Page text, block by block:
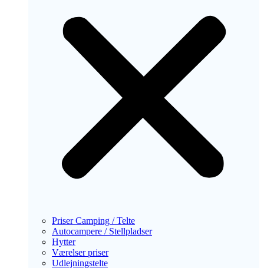
Priser Camping / Telte
Autocampere / Stellpladser
Hytter
Værelser priser
Udlejningstelte